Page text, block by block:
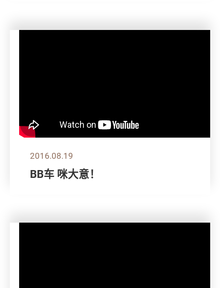
2016.08.19
BB车 咪大意！